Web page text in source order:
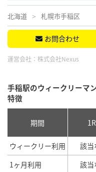
北海道 札幌市手稲区
お問合わせ
運営会社： 株式会社Nexus
手稲駅のウィークリーマ
特徴
期間 1R
ウィークリー利用 該当
1ヶ月利用
該当